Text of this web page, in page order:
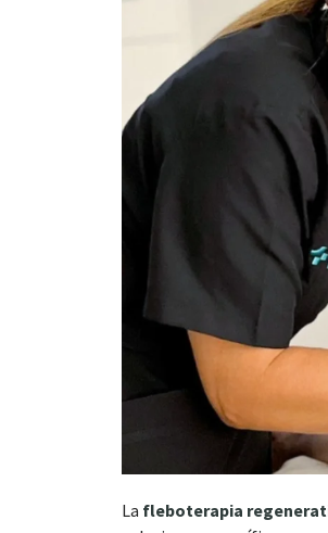
Esta
Las
y
redes
que
de
La fleboterapia